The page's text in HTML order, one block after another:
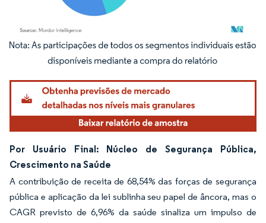
Imagem © Mordor Intelligence. O reuso requer atribuição conforme CC BY 4.0.
Por Usuário Final: Núcleo de Segurança Pública,
Crescimento na Saúde
A contribuição de receita de 68,54% das forças de segurança
pública e aplicação da lei sublinha seu papel de âncora, mas o
CAGR previsto de 6,96% da saúde sinaliza um impulso de